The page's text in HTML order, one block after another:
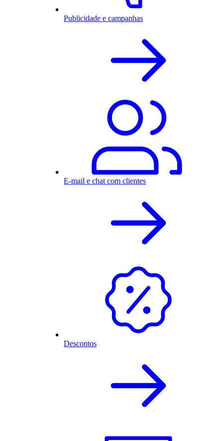
Publicidade e campanhas
E-mail e chat com clientes
Descontos